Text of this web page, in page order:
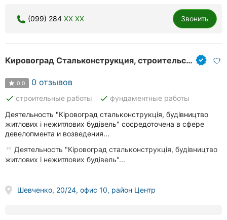
(099) 284 XX XX Звонить
Кировоград Стальконструкция, строительство жилых и нежилых зданий
0.0 0 отзывов
done строительные работы done фундаментные работы
Деятельность "Кіровоград стальконструкція, будівництво
житлових і нежитлових будівель" сосредоточена в сфере
девелопмента и возведения...
Деятельность "Кіровоград стальконструкція, будівництво
житлових і нежитлових будівель"...
Шевченко, 20/24, офис 10, район Центр